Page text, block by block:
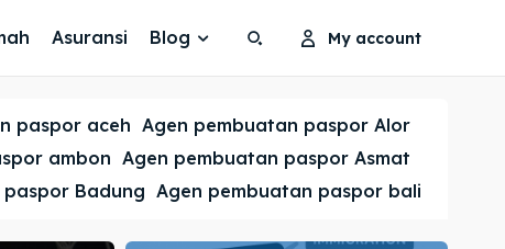
Asuransi Blog My account
paspor aceh Agen pembuatan paspor Alor
ambon Agen pembuatan paspor Asmat
Badung Agen pembuatan paspor bali